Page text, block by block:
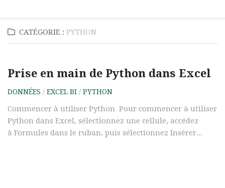
CATÉGORIE : PYTHON
Prise en main de Python dans Excel
DONNÉES / EXCEL BI / PYTHON
Commencer à utiliser Python Pour commencer à utiliser
Python dans Excel, sélectionnez une cellule, accédez
à Formules dans le ruban, puis sélectionnez Insérer...